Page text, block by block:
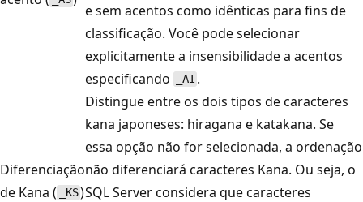
e sem acentos como idênticas para fins de
classificação. Você pode selecionar
explicitamente a insensibilidade a acentos
especificando
_AI .
Diferenciação
de Kana (
_KS)
Distingue entre os dois tipos de caracteres
kana japoneses: hiragana e katakana. Se
essa opção não for selecionada, a ordenação
não diferenciará caracteres Kana. Ou seja, o
SQL Server considera que caracteres